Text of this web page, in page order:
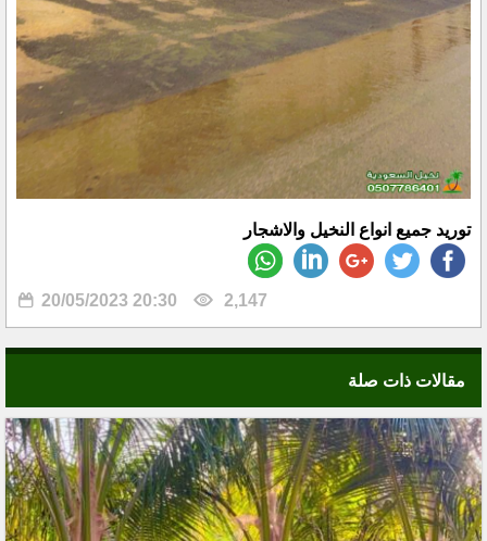
توريد جميع انواع النخيل والاشجار
20/05/2023 20:30 2,147
مقالات ذات صلة